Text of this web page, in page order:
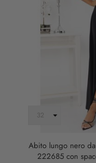
Abito lungo nero
222685 con